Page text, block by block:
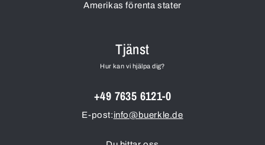
Amerikas förenta stater
Tjänst
Hur kan vi hjälpa dig?
+49 7635 6121-0
E-post:info@buerkle.de